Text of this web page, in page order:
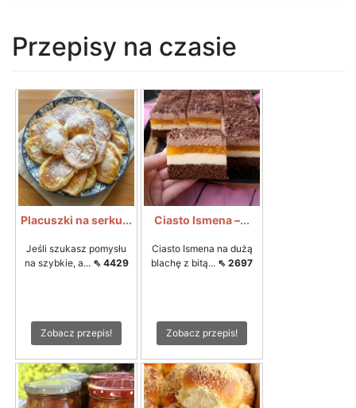
Przepisy na czasie
Placuszki na serku...
Jeśli szukasz pomysłu
na szybkie, a... ⇖ 4429
Zobacz przepis!
Ciasto Ismena –...
Ciasto Ismena na dużą
blachę z bitą... ⇖ 2697
Zobacz przepis!